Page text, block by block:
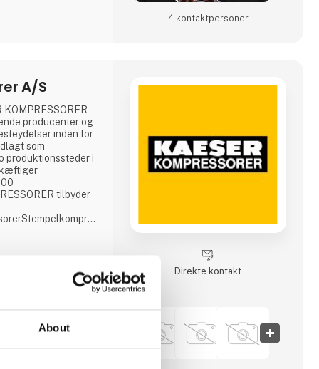
About
4 kontakt­personer
A/S
producenter og
inden for
som
produktionssteder i
tilbyder
Direkte kontakt